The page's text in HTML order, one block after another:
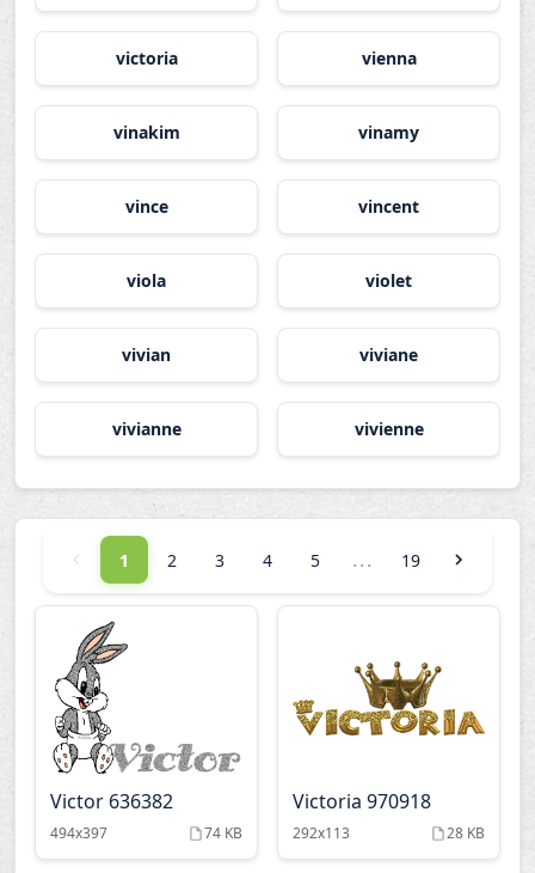
victoria vienna
vinakim vinamy
vince vincent
viola violet
vivian viviane
vivianne vivienne
1 2 3 4 5 ... 19
Victor 636382
494x397 74 KB
Victoria 970918
292x113 28 KB